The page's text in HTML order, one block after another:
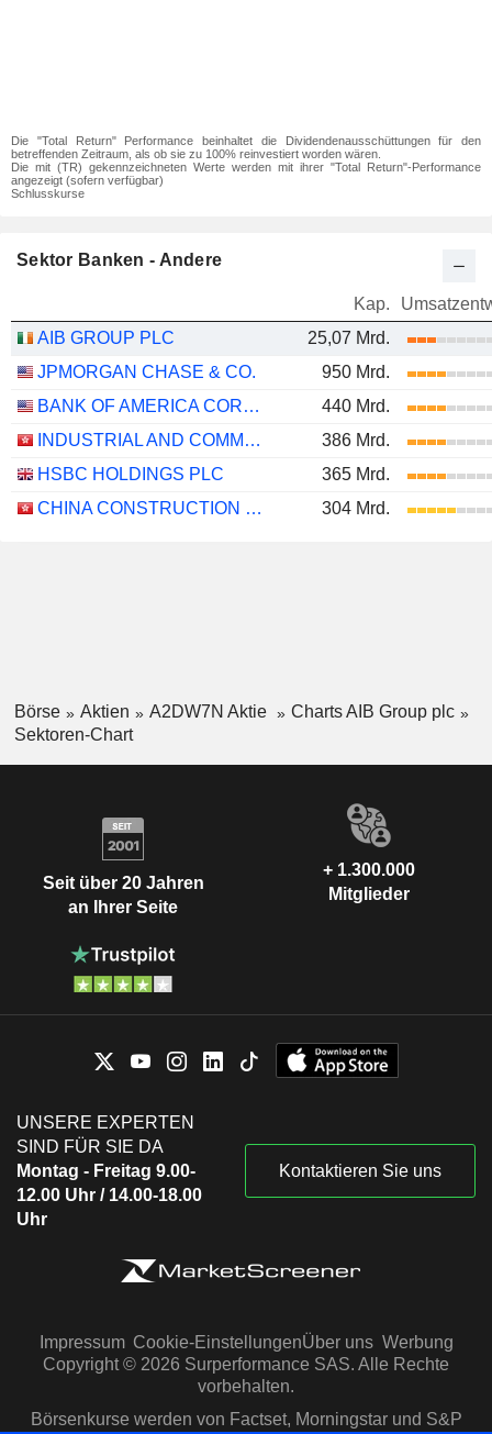
Die "Total Return" Performance beinhaltet die Dividendenausschüttungen für den
betreffenden Zeitraum, als ob sie zu 100% reinvestiert worden wären.
Die mit (TR) gekennzeichneten Werte werden mit ihrer "Total Return"-Performance
angezeigt (sofern verfügbar)
Schlusskurse
Sektor Banken - Andere
Kap.
AIB GROUP PLC
25,07 Mrd.
JPMORGAN CHASE & CO.
950 Mrd.
BANK OF AMERICA CORPORATION
440 Mrd.
INDUSTRIAL AND COMMERCIAL BANK OF CHINA LIMITED
386 Mrd.
HSBC HOLDINGS PLC
365 Mrd.
CHINA CONSTRUCTION BANK CORPORATION
304 Mrd.
Börse Aktien A2DW7N Aktie
Charts AIB Group plc
Sektoren-Chart
Seit über 20 Jahren
an Ihrer Seite
+ 1.300.000
Mitglieder
UNSERE EXPERTEN
SIND FÜR SIE DA
Montag - Freitag 9.00-
12.00 Uhr / 14.00-18.00
Uhr
Kontaktieren Sie uns
Impressum Cookie-EinstellungenÜber uns Werbung
Copyright © 2026 Surperformance SAS. Alle Rechte
vorbehalten.
Börsenkurse werden von Factset, Morningstar und S&P